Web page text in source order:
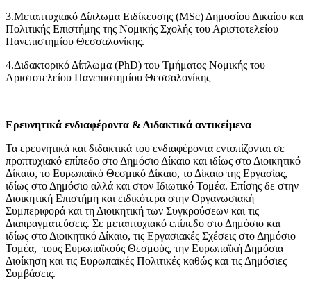
3.Μεταπτυχιακό Δίπλωμα Ειδίκευσης (MSc) Δημοσίου Δικαίου και
Πολιτικής Επιστήμης της Νομικής Σχολής του Αριστοτελείου
Πανεπιστημίου Θεσσαλονίκης.
4.Διδακτορικό Δίπλωμα (PhD) του Τμήματος Νομικής του
Αριστοτελείου Πανεπιστημίου Θεσσαλονίκης
Ερευνητικά ενδιαφέροντα & Διδακτικά αντικείμενα
Τα ερευνητικά και διδακτικά του ενδιαφέροντα εντοπίζονται σε
προπτυχιακό επίπεδο στο Δημόσιο Δίκαιο και ιδίως στο Διοικητικό
Δίκαιο, το Ευρωπαϊκό Θεσμικό Δίκαιο, το Δίκαιο της Εργασίας,
ιδίως στο Δημόσιο αλλά και στον Ιδιωτικό Τομέα. Επίσης δε στην
Διοικητική Επιστήμη και ειδικότερα στην Οργανωσιακή
Συμπεριφορά και τη Διοικητική των Συγκρούσεων και τις
Διαπραγματεύσεις. Σε μεταπτυχιακό επίπεδο στο Δημόσιο και
ιδίως στο Διοικητικό Δίκαιο, τις Εργασιακές Σχέσεις στο Δημόσιο
Τομέα, τους Ευρωπαϊκούς Θεσμούς, την Ευρωπαϊκή Δημόσια
Διοίκηση και τις Ευρωπαϊκές Πολιτικές καθώς και τις Δημόσιες
Συμβάσεις.